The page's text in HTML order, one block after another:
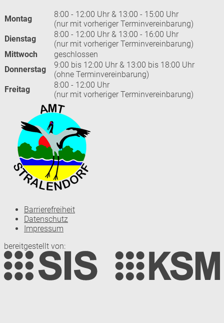
Montag
8:00 - 12:00 Uhr & 13:00 - 15:00 Uhr
(nur mit vorheriger Terminvereinbarung)
Dienstag
8:00 - 12:00 Uhr & 13:00 - 16:00 Uhr
(nur mit vorheriger Terminvereinbarung)
Mittwoch
geschlossen
Donnerstag
9:00 bis 12:00 Uhr & 13:00 bis 18:00 Uhr
(ohne Terminvereinbarung)
Freitag
8:00 - 12:00 Uhr
(nur mit vorheriger Terminvereinbarung)
Barrierefreiheit
Datenschutz
Impressum
bereitgestellt von: